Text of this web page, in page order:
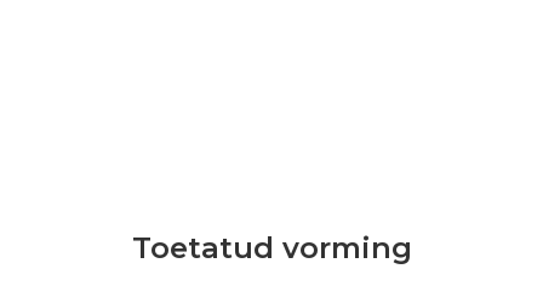
Toetatud vorming